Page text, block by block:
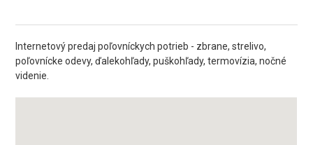
Internetový predaj poľovníckych potrieb - zbrane, strelivo,
poľovnícke odevy, ďalekohľady, puškohľady, termovízia, nočné
videnie.